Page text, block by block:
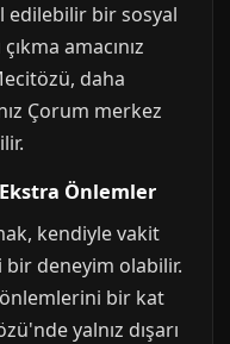
bir sosyal
amacınız
daha
Çorum merkez
Ekstra Önlemler
kendiyle vakit
deneyim olabilir.
bir kat
yalnız dışarı